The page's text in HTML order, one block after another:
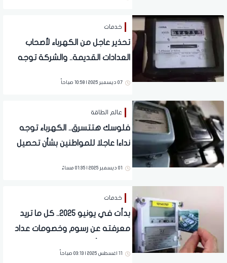
خدمات
تحذير عاجل من الكهرباء لأصحاب
العدادات القديمة.. والشركة توجه
07 ديسمبر 2025 | 10:58 صباحاً
عالم الطاقة
فلوسك هتتسرق.. الكهرباء توجه
نداءا عاجلا للمواطنين بشأن تحصيل
01 ديسمبر 2025 | 01:35 مساءً
خدمات
بدأت في يونيو 2025.. كل ما تريد
معرفته عن رسوم وخصومات عداد
11 اغسطس 2025 | 03:13 صباحاً